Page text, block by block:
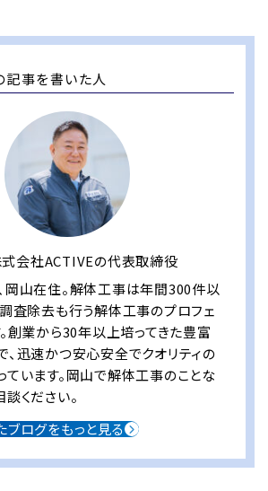
事を書いた人
会社ACTIVEの代表取締役
岡山在住。解体工事は年間300件以
調査除去も行う解体工事のプロフェ
創業から30年以上培ってきた豊富
、迅速かつ安心安全でクオリティの
ています。岡山で解体工事のことな
ください。
ブログをもっと見る